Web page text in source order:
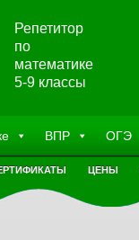
Репетитор
по
математике
5-9 классы
ВПР ОГЭ
ЦЕНЫ